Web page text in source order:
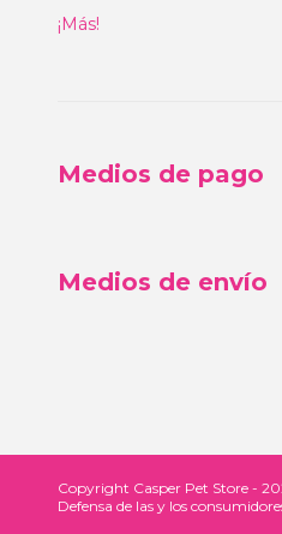
¡Más!
Medios de pago
Medios de envío
Copyright Casper Pet Store -
Defensa de las y los